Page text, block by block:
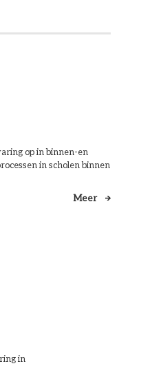
op in binnen-en
in scholen binnen
Meer
in